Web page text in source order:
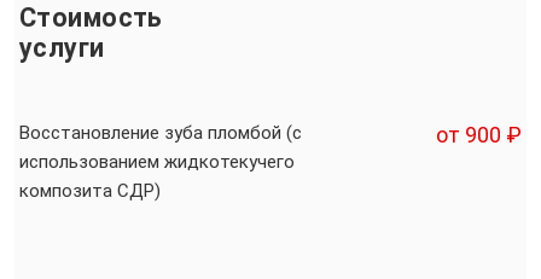
Стоимость
услуги
Восстановление зуба пломбой (с
использованием жидкотекучего
композита СДР)
от 900 ₽